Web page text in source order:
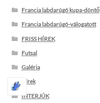
Francia labdarúgó kupa-döntő
Francia labdarúgó-válogatott
FRISS HÍREK
Futsal
Galéria
Hírek
INTERJÚK